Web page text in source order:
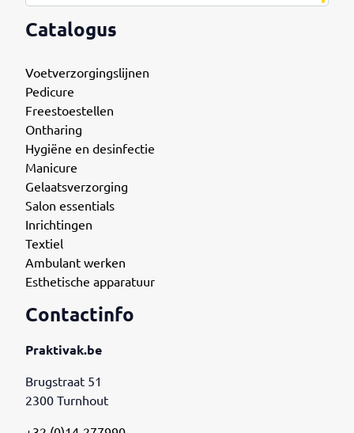
Contactinfo
Praktivak.be
Brugstraat 51
2300 Turnhout
Catalogus
Voetverzorgingslijnen
Pedicure
Freestoestellen
Ontharing
Hygiëne en desinfectie
Manicure
Gelaatsverzorging
Salon essentials
Inrichtingen
Textiel
Ambulant werken
Esthetische apparatuur